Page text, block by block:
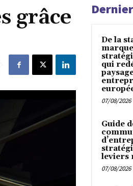
grâce
De la
qui
07/08/2026
Guide
leviers
07/08/2026